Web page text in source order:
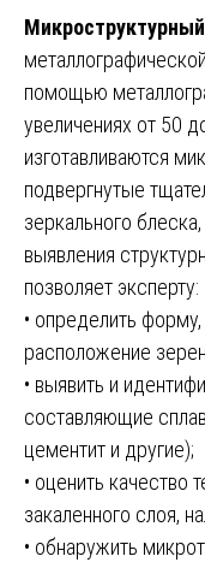
помощью
увеличениях от 50
изготавливаются
подвергнутые
зеркального
выявления
позволяет эксперту:
• определить
расположение
• выявить и
составляющие
цементит и другие);
• оценить качество
закаленного слоя,
• обнаружить